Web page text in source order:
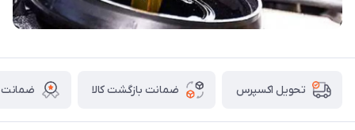
تحویل اکسپرس ضمانت بازگشت کالا ضمانت